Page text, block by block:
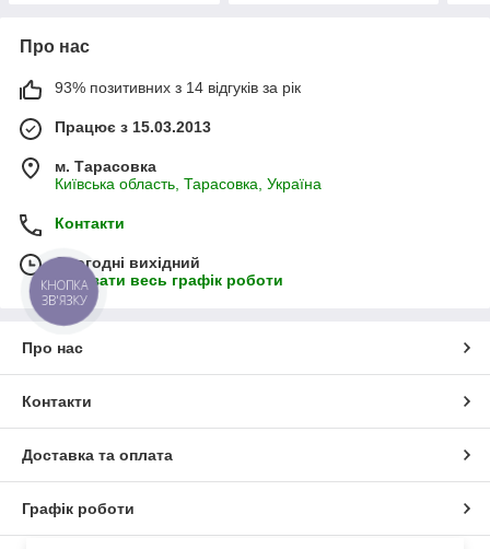
Про нас
93% позитивних з 14 відгуків за рік
Працює з 15.03.2013
м. Тарасовка
Київська область, Тарасовка, Україна
Контакти
Сьогодні вихідний
Показати весь графік роботи
Про нас
Контакти
Доставка та оплата
Графік роботи
КНОПКА
ЗВ'ЯЗКУ